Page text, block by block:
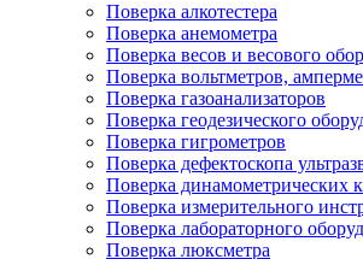
Поверка алкотестера
Поверка анемометра
Поверка весов и весового
Поверка вольтметров,
Поверка газоанализаторов
Поверка геодезического
Поверка гигрометров
Поверка дефектоскопа
Поверка динамометрических
Поверка измерительного
Поверка лабораторного
Поверка люксметра